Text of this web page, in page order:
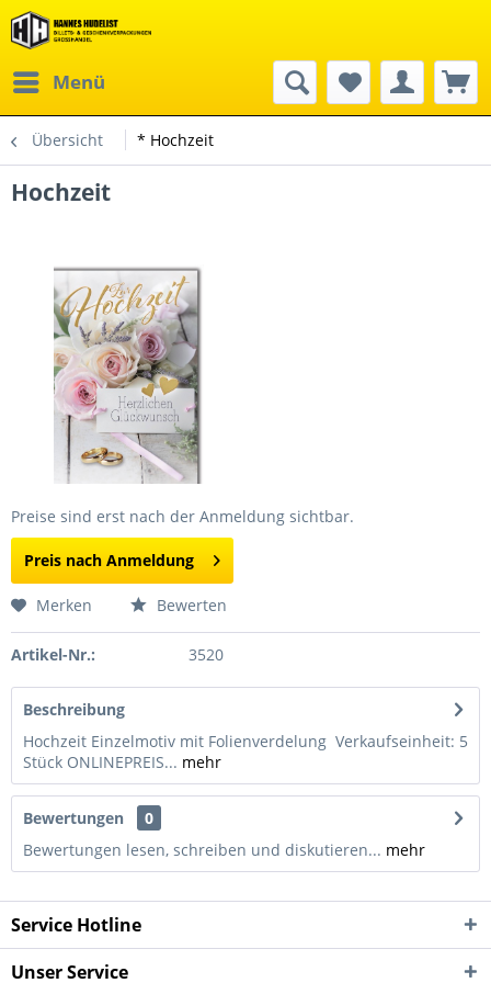
Menü
Übersicht * Hochzeit
Hochzeit
Preise sind erst nach der Anmeldung sichtbar.
Preis nach Anmeldung
Merken Bewerten
Artikel-Nr.: 3520
Beschreibung
Hochzeit Einzelmotiv mit Folienverdelung Verkaufseinheit: 5
Stück ONLINEPREIS... mehr
Bewertungen
0
Bewertungen lesen, schreiben und diskutieren... mehr
Service Hotline
Unser Service